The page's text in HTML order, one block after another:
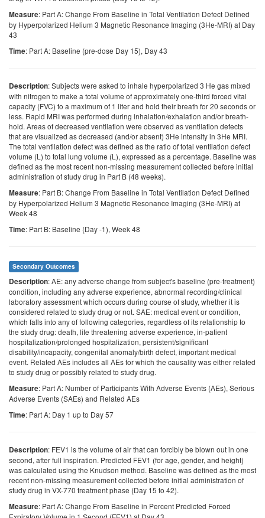
Measure: Part A: Change From Baseline in Total Ventilation Defect Defined
by Hyperpolarized Helium 3 Magnetic Resonance Imaging (3He-MRI) at Day
43
Time: Part A: Baseline (pre-dose Day 15), Day 43
Description: Subjects were asked to inhale hyperpolarized 3 He gas mixed
with nitrogen to make a total volume of approximately one-third forced vital
capacity (FVC) to a maximum of 1 liter and hold their breath for 20 seconds or
less. Rapid MRI was performed during inhalation/exhalation and/or breath-
hold. Areas of decreased ventilation were observed as ventilation defects
that are visualized as decreased (and/or absent) 3He intensity in 3He MRI.
The total ventilation defect was defined as the ratio of total ventilation defect
volume (L) to total lung volume (L), expressed as a percentage. Baseline was
defined as the most recent non-missing measurement collected before initial
administration of study drug in Part B (48 weeks).
Measure: Part B: Change From Baseline in Total Ventilation Defect Defined
by Hyperpolarized Helium 3 Magnetic Resonance Imaging (3He-MRI) at
Week 48
Time: Part B: Baseline (Day -1), Week 48
Secondary Outcomes
Description: AE: any adverse change from subject's baseline (pre-treatment)
condition, including any adverse experience, abnormal recording/clinical
laboratory assessment which occurs during course of study, whether it is
considered related to study drug or not. SAE: medical event or condition,
which falls into any of following categories, regardless of its relationship to
the study drug: death, life threatening adverse experience, in-patient
hospitalization/prolonged hospitalization, persistent/significant
disability/incapacity, congenital anomaly/birth defect, important medical
event. Related AEs includes all AEs for which the causality was either related
to study drug or possibly related to study drug.
Measure: Part A: Number of Participants With Adverse Events (AEs), Serious
Adverse Events (SAEs) and Related AEs
Time: Part A: Day 1 up to Day 57
Description: FEV1 is the volume of air that can forcibly be blown out in one
second, after full inspiration. Predicted FEV1 (for age, gender, and height)
was calculated using the Knudson method. Baseline was defined as the most
recent non-missing measurement collected before initial administration of
study drug in VX-770 treatment phase (Day 15 to 42).
Measure: Part A: Change From Baseline in Percent Predicted Forced